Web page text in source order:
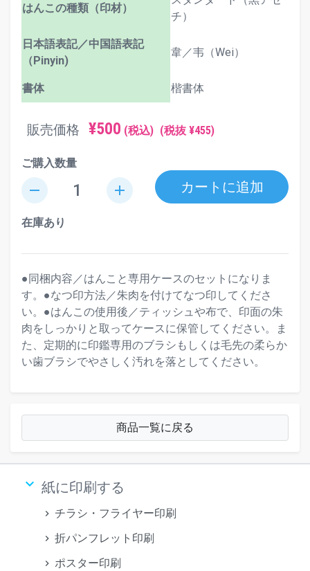
はんこの種類（印材）
チ）
日本語表記／中国語表記
（Pinyin)
韋／韦（Wei）
書体 楷書体
販売価格 ¥500 (税込) (税抜 ¥455)
ご購入数量
remove add カートに追加
在庫あり
●同梱内容／はんこと専用ケースのセットになりま
す。●なつ印方法／朱肉を付けてなつ印してくださ
い。●はんこの使用後／ティッシュや布で、印面の朱
肉をしっかりと取ってケースに保管してください。ま
た、定期的に印鑑専用のブラシもしくは毛先の柔らか
い歯ブラシでやさしく汚れを落としてください。
商品一覧に戻る
keyboard_arrow_down 紙に印刷する
チラシ・フライヤー印刷
折パンフレット印刷
ポスター印刷